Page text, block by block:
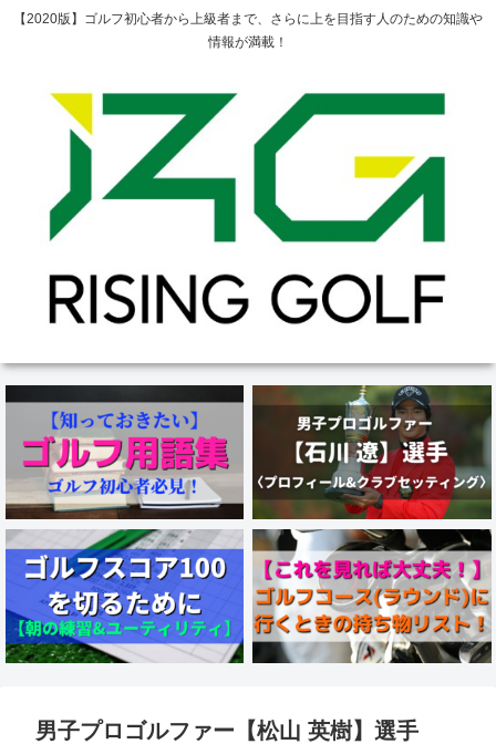
【2020版】ゴルフ初心者から上級者まで、さらに上を目指す人のための知識や
情報が満載！
男子プロゴルファー【松山 英樹】選手